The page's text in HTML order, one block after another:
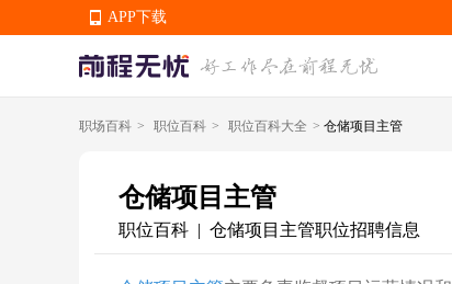
APP下载
职场百科 > 职位百科 > 职位百科大全 > 仓储项目主管
仓储项目主管
职位百科 | 仓储项目主管职位招聘信息